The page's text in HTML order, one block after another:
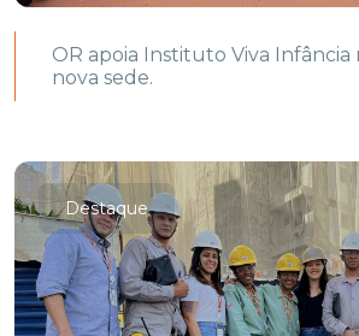
OR apoia Instituto Viva
nova sede.
Destaque